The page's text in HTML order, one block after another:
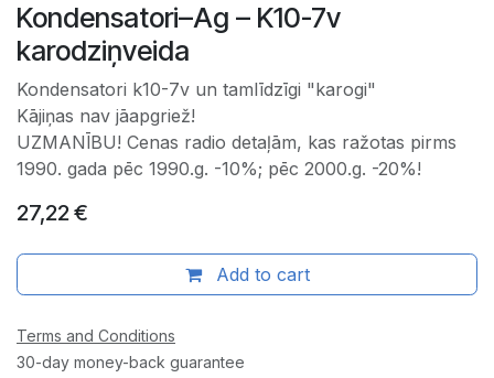
Kondensatori–Ag – K10-7v
karodziņveida
Kondensatori k10-7v un tamlīdzīgi "karogi"
Kājiņas nav jāapgriež!
UZMANĪBU! Cenas radio detaļām, kas ražotas pirms
1990. gada pēc 1990.g. -10%; pēc 2000.g. -20%!
27,22€
Add to cart
Terms and Conditions
30-day money-back guarantee